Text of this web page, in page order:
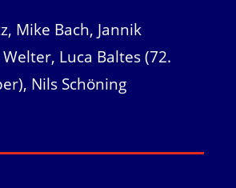
Mike Bach, Jannik
Luca Baltes (72.
Nils Schöning